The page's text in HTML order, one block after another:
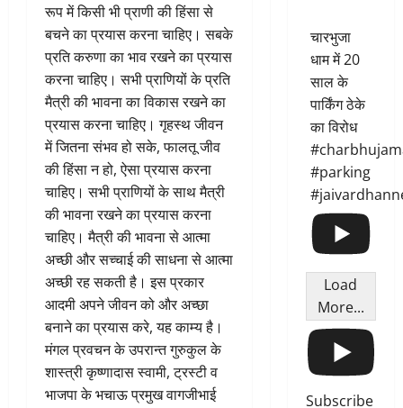
रूप में किसी भी प्राणी की हिंसा से
बचने का प्रयास करना चाहिए। सबके
प्रति करुणा का भाव रखने का प्रयास
करना चाहिए। सभी प्राणियों के प्रति
मैत्री की भावना का विकास रखने का
प्रयास करना चाहिए। गृहस्थ जीवन
में जितना संभव हो सके, फालतू जीव
की हिंसा न हो, ऐसा प्रयास करना
चाहिए। सभी प्राणियों के साथ मैत्री
की भावना रखने का प्रयास करना
चाहिए। मैत्री की भावना से आत्मा
अच्छी और सच्चाई की साधना से आत्मा
अच्छी रह सकती है। इस प्रकार
आदमी अपने जीवन को और अच्छा
बनाने का प्रयास करे, यह काम्य है।
मंगल प्रवचन के उपरान्त गुरुकुल के
शास्त्री कृष्णादास स्वामी, ट्रस्टी व
भाजपा के भचाऊ प्रमुख वागजीभाई
चारभुजा
धाम में 20
साल के
पार्किंग ठेके
का विरोध
#parking
Load
More...
Subscribe